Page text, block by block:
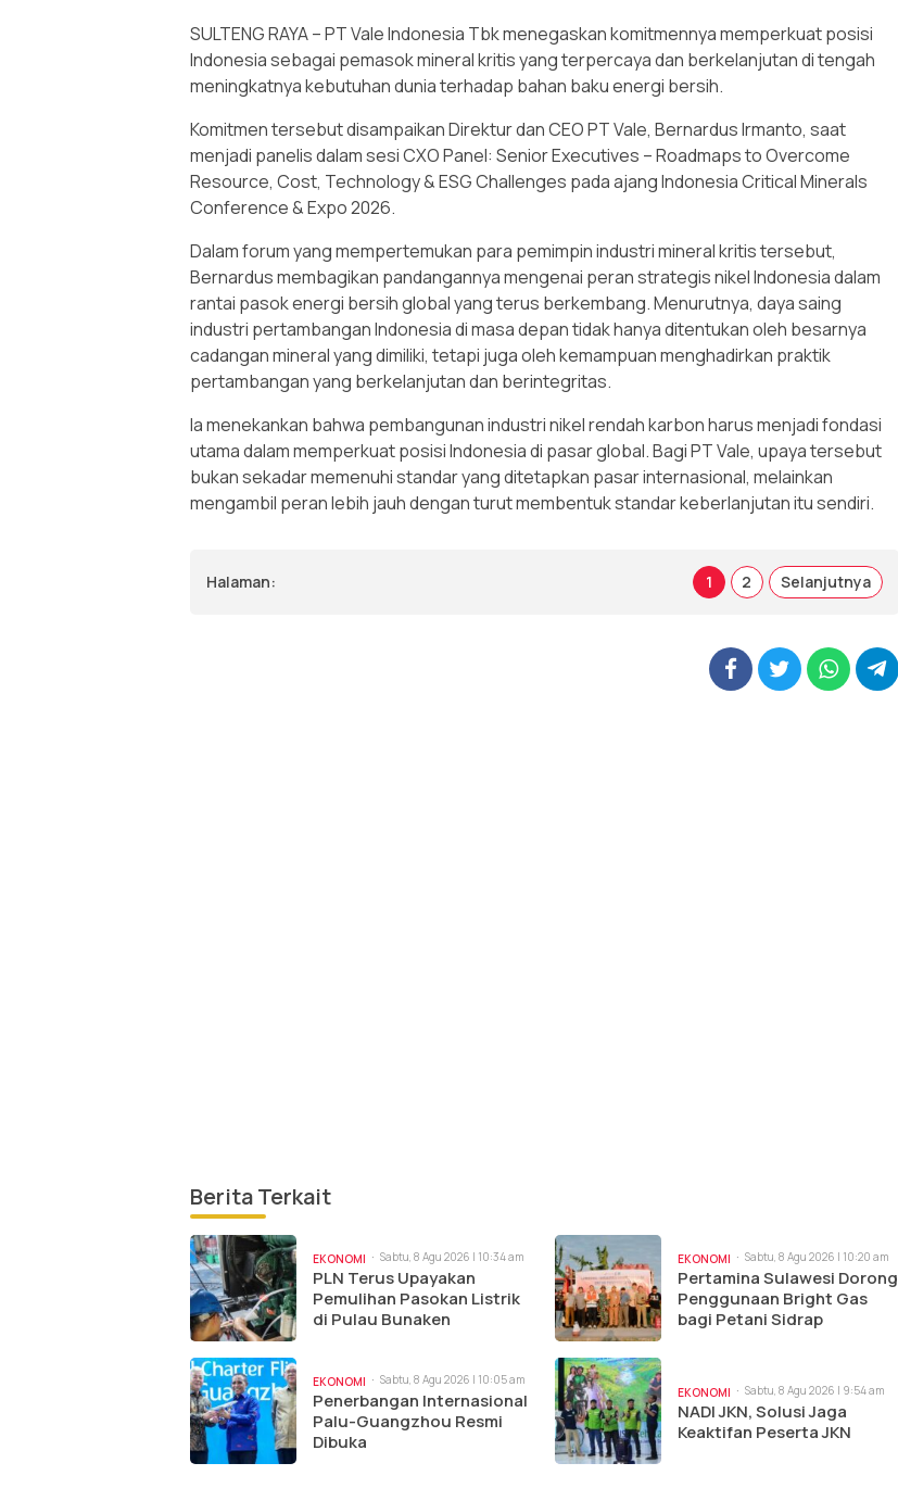
SULTENG RAYA – PT Vale Indonesia Tbk menegaskan komitmennya memperkuat posisi
Indonesia sebagai pemasok mineral kritis yang terpercaya dan berkelanjutan di tengah
meningkatnya kebutuhan dunia terhadap bahan baku energi bersih.
Komitmen tersebut disampaikan Direktur dan CEO PT Vale, Bernardus Irmanto, saat
menjadi panelis dalam sesi CXO Panel: Senior Executives – Roadmaps to Overcome
Resource, Cost, Technology & ESG Challenges pada ajang Indonesia Critical Minerals
Conference & Expo 2026.
Dalam forum yang mempertemukan para pemimpin industri mineral kritis tersebut,
Bernardus membagikan pandangannya mengenai peran strategis nikel Indonesia dalam
rantai pasok energi bersih global yang terus berkembang. Menurutnya, daya saing
industri pertambangan Indonesia di masa depan tidak hanya ditentukan oleh besarnya
cadangan mineral yang dimiliki, tetapi juga oleh kemampuan menghadirkan praktik
pertambangan yang berkelanjutan dan berintegritas.
Ia menekankan bahwa pembangunan industri nikel rendah karbon harus menjadi fondasi
utama dalam memperkuat posisi Indonesia di pasar global. Bagi PT Vale, upaya tersebut
bukan sekadar memenuhi standar yang ditetapkan pasar internasional, melainkan
mengambil peran lebih jauh dengan turut membentuk standar keberlanjutan itu sendiri.
Halaman: 1 2 Selanjutnya
Berita Terkait
EKONOMI Sabtu, 8 Agu 2026 | 10:34 am
PLN Terus Upayakan
Pemulihan Pasokan Listrik
di Pulau Bunaken
EKONOMI Sabtu, 8 Agu 2026 | 10:20 am
Pertamina Sulawesi Dorong
Penggunaan Bright Gas
bagi Petani Sidrap
EKONOMI Sabtu, 8 Agu 2026 | 10:05 am
Penerbangan Internasional
Palu-Guangzhou Resmi
Dibuka
EKONOMI Sabtu, 8 Agu 2026 | 9:54 am
NADI JKN, Solusi Jaga
Keaktifan Peserta JKN